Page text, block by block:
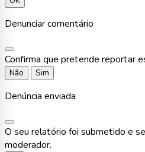
Denunciar comentário
Confirma que pretende reportar
Não Sim
Denúncia enviada
O seu relatório foi submetido e
moderador.